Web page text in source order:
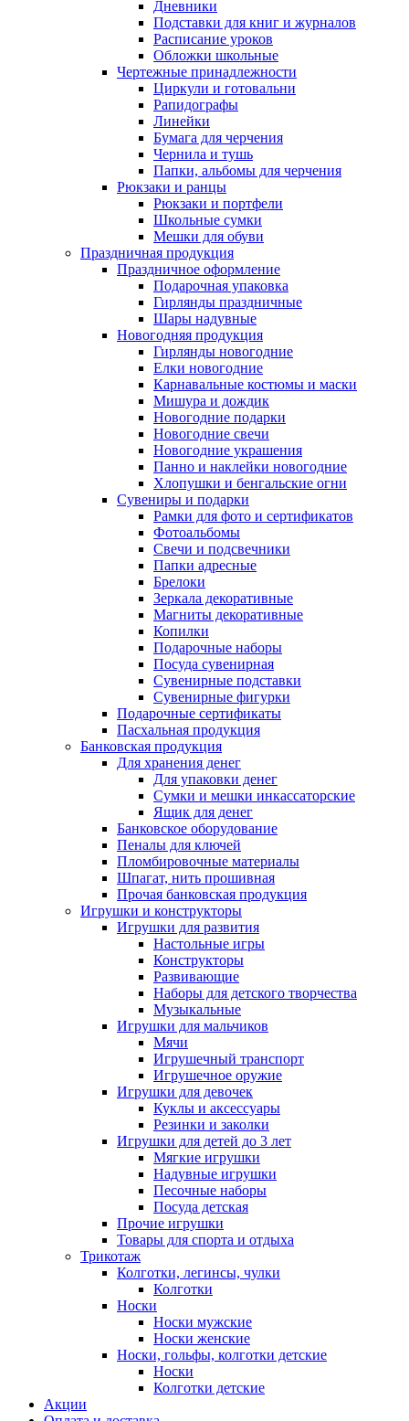
Дневники
Подставки для книг и журналов
Расписание уроков
Обложки школьные
Чертежные принадлежности
Циркули и готовальни
Рапидографы
Линейки
Бумага для черчения
Чернила и тушь
Папки, альбомы для черчения
Рюкзаки и ранцы
Рюкзаки и портфели
Школьные сумки
Мешки для обуви
Праздничная продукция
Праздничное оформление
Подарочная упаковка
Гирлянды праздничные
Шары надувные
Новогодняя продукция
Гирлянды новогодние
Елки новогодние
Карнавальные костюмы и маски
Мишура и дождик
Новогодние подарки
Новогодние свечи
Новогодние украшения
Панно и наклейки новогодние
Хлопушки и бенгальские огни
Сувениры и подарки
Рамки для фото и сертификатов
Фотоальбомы
Свечи и подсвечники
Папки адресные
Брелоки
Зеркала декоративные
Магниты декоративные
Копилки
Подарочные наборы
Посуда сувенирная
Сувенирные подставки
Сувенирные фигурки
Подарочные сертификаты
Пасхальная продукция
Банковская продукция
Для хранения денег
Для упаковки денег
Сумки и мешки инкассаторские
Ящик для денег
Банковское оборудование
Пеналы для ключей
Пломбировочные материалы
Шпагат, нить прошивная
Прочая банковская продукция
Игрушки и конструкторы
Игрушки для развития
Настольные игры
Конструкторы
Развивающие
Наборы для детского творчества
Музыкальные
Игрушки для мальчиков
Мячи
Игрушечный транспорт
Игрушечное оружие
Игрушки для девочек
Куклы и аксессуары
Резинки и заколки
Игрушки для детей до 3 лет
Мягкие игрушки
Надувные игрушки
Песочные наборы
Посуда детская
Прочие игрушки
Товары для спорта и отдыха
Трикотаж
Колготки, легинсы, чулки
Колготки
Носки
Носки мужские
Носки женские
Носки, гольфы, колготки детские
Носки
Колготки детские
Акции